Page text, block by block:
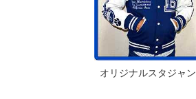
オリジナルスタジャン